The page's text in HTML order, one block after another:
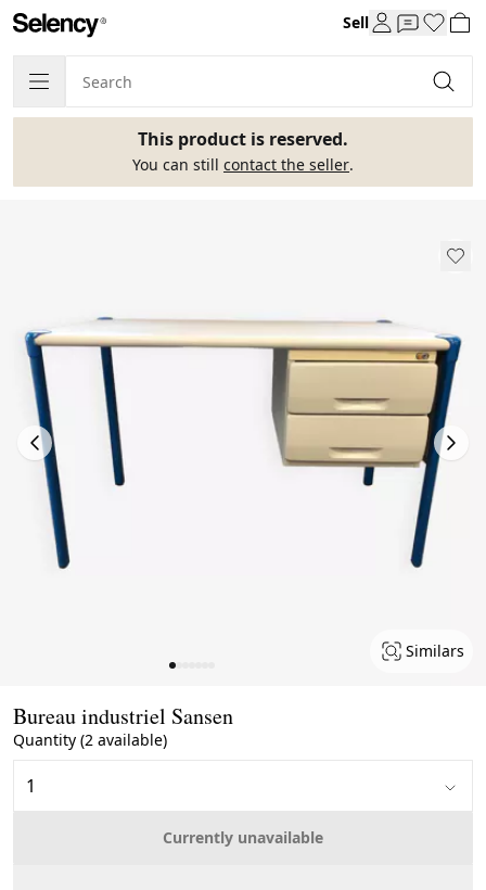
Sell
This product is reserved.
You can still contact the seller.
Similars
Bureau industriel Sansen
Quantity (2 available)
Currently unavailable